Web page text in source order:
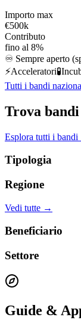
Importo max
€500k
Contributo
fino al 8%
♾️ Sempre aperto
⚡Acceleratori🧪
Tutti i bandi
Trova
Esplora tutti i
Tipologia
Regione
Vedi tutte →
Beneficiario
Settore
Guide &